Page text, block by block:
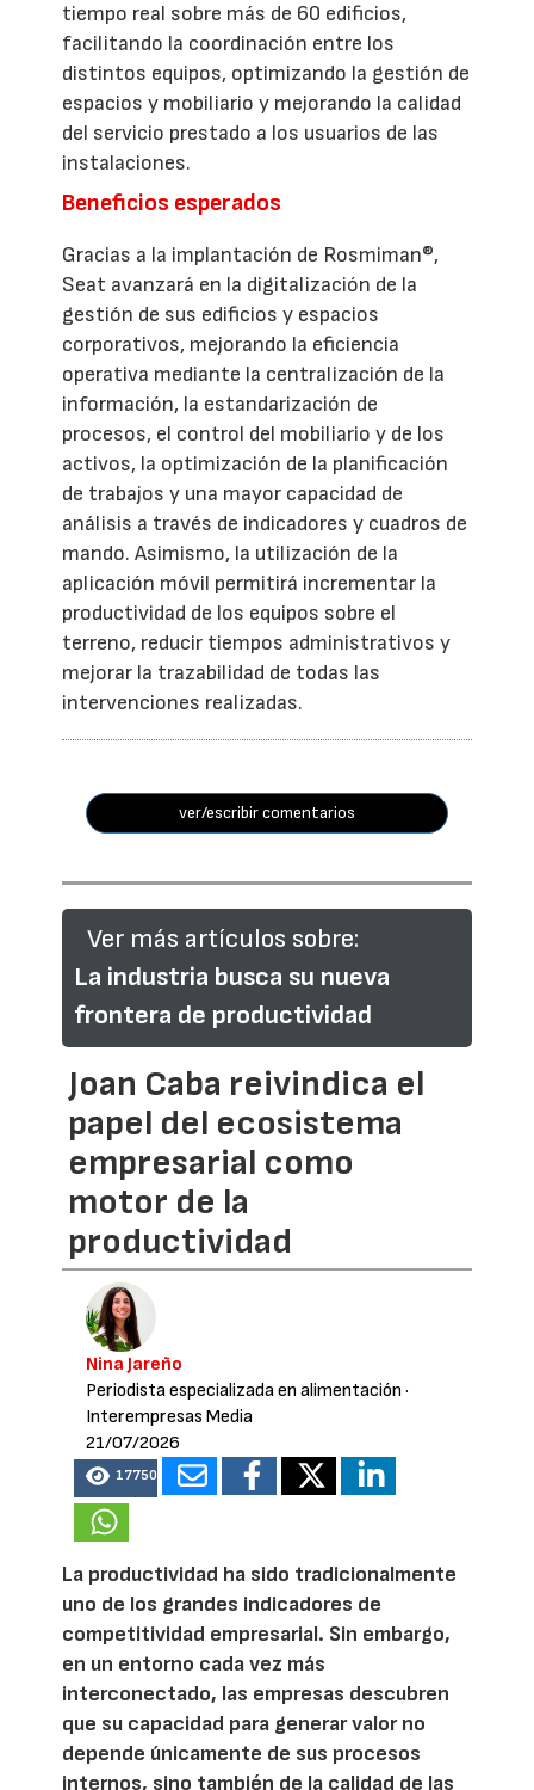
tiempo real sobre más de 60 edificios,
facilitando la coordinación entre los
distintos equipos, optimizando la gestión de
espacios y mobiliario y mejorando la calidad
del servicio prestado a los usuarios de las
instalaciones.
Beneficios esperados
Gracias a la implantación de Rosmiman®,
Seat avanzará en la digitalización de la
gestión de sus edificios y espacios
corporativos, mejorando la eficiencia
operativa mediante la centralización de la
información, la estandarización de
procesos, el control del mobiliario y de los
activos, la optimización de la planificación
de trabajos y una mayor capacidad de
análisis a través de indicadores y cuadros de
mando. Asimismo, la utilización de la
aplicación móvil permitirá incrementar la
productividad de los equipos sobre el
terreno, reducir tiempos administrativos y
mejorar la trazabilidad de todas las
intervenciones realizadas.
ver/escribir comentarios
Ver más artículos sobre:
La industria busca su nueva
frontera de productividad
Joan Caba reivindica el
papel del ecosistema
empresarial como
motor de la
productividad
Nina Jareño
Periodista especializada en alimentación ·
Interempresas Media
21/07/2026
17750
La productividad ha sido tradicionalmente
uno de los grandes indicadores de
competitividad empresarial. Sin embargo,
en un entorno cada vez más
interconectado, las empresas descubren
que su capacidad para generar valor no
depende únicamente de sus procesos
internos, sino también de la calidad de las